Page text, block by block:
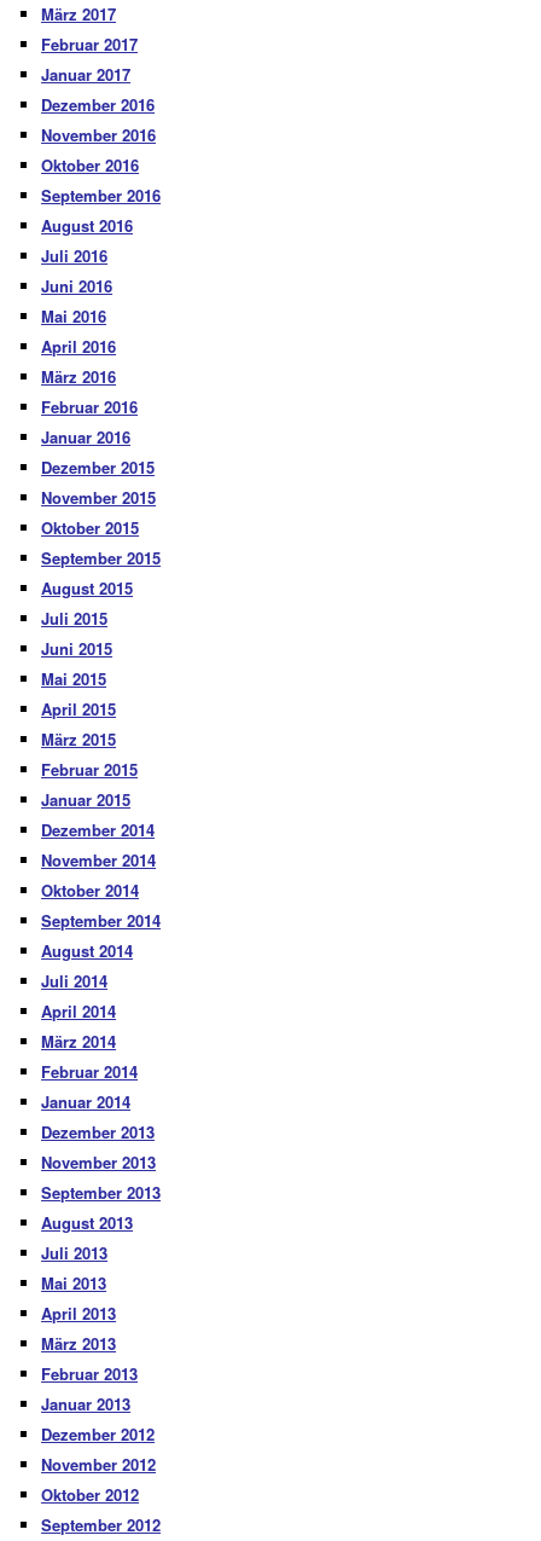
März 2017
Februar 2017
Januar 2017
Dezember 2016
November 2016
Oktober 2016
September 2016
August 2016
Juli 2016
Juni 2016
Mai 2016
April 2016
März 2016
Februar 2016
Januar 2016
Dezember 2015
November 2015
Oktober 2015
September 2015
August 2015
Juli 2015
Juni 2015
Mai 2015
April 2015
März 2015
Februar 2015
Januar 2015
Dezember 2014
November 2014
Oktober 2014
September 2014
August 2014
Juli 2014
April 2014
März 2014
Februar 2014
Januar 2014
Dezember 2013
November 2013
September 2013
August 2013
Juli 2013
Mai 2013
April 2013
März 2013
Februar 2013
Januar 2013
Dezember 2012
November 2012
Oktober 2012
September 2012